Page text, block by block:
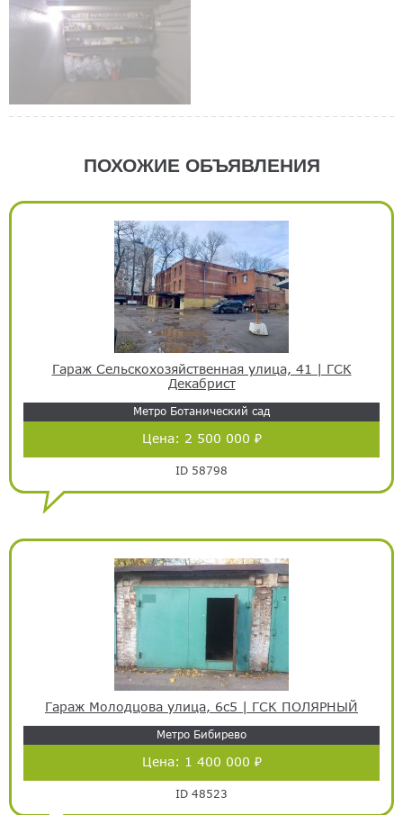
ПОХОЖИЕ ОБЪЯВЛЕНИЯ
Гараж Сельскохозяйственная улица, 41 | ГСК
Декабрист
Метро Ботанический сад
Цена: 2 500 000 ₽
ID 58798
Гараж Молодцова улица, 6с5 | ГСК ПОЛЯРНЫЙ
Метро Бибирево
Цена: 1 400 000 ₽
ID 48523